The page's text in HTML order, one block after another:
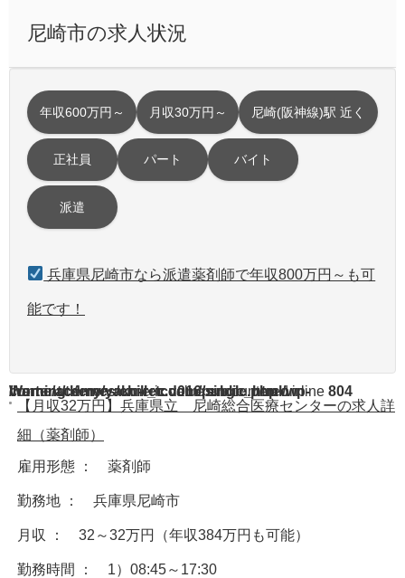
尼崎市の求人状況
年収600万円～ 月収30万円～ 尼崎(阪神線)駅 近く
正社員 パート バイト
派遣
兵庫県尼崎市なら派遣薬剤師で年収800万円～も可
能です！
Warning: A non-numeric value encountered in
/home/acdmy/yaku-rec.com/public_html/wp-content/themes/chill_tcd016/single.phpon line 804
【月収32万円】兵庫県立 尼崎総合医療センターの求人詳
細（薬剤師）
雇用形態 ： 薬剤師
勤務地 ： 兵庫県尼崎市
月収 ： 32～32万円（年収384万円も可能）
勤務時間 ： 1）08:45～17:30